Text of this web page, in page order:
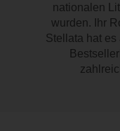
nationalen
wurden. Ihr
Stellata hat